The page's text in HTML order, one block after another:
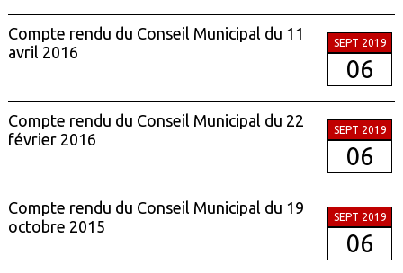
Compte rendu du Conseil Municipal du 11
avril 2016
SEPT 2019
06
Compte rendu du Conseil Municipal du 22
février 2016
SEPT 2019
06
Compte rendu du Conseil Municipal du 19
octobre 2015
SEPT 2019
06